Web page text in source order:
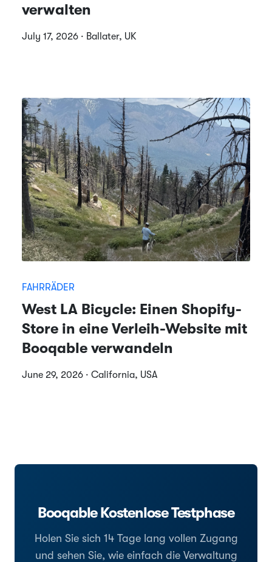
verwalten
July 17, 2026 · Ballater, UK
FAHRRÄDER
West LA Bicycle: Einen Shopify-
Store in eine Verleih-Website mit
Booqable verwandeln
June 29, 2026 · California, USA
Booqable Kostenlose Testphase
Holen Sie sich 14 Tage lang vollen Zugang
und sehen Sie, wie einfach die Verwaltung